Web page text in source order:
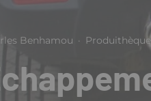
Benhamou · Produithèque